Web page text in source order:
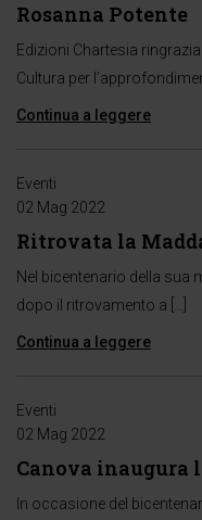
Rosanna Potente
Edizioni Chartesia
Cultura per
Continua a leggere
Eventi
02 Mag 2022
Ritrovata la
Nel bicentenario della sua
dopo il ritrovamento a […]
Continua a leggere
Eventi
02 Mag 2022
Canova inaugura
In occasione del